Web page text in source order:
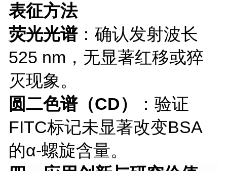
表征方法
荧光光谱：确认发射波长
525 nm，无显著红移或猝
灭现象。
圆二色谱（CD）
：验证
FITC标记未显著改变BSA
的α-螺旋含量。